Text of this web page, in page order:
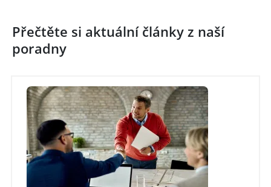
Přečtěte si aktuální články z naší
poradny